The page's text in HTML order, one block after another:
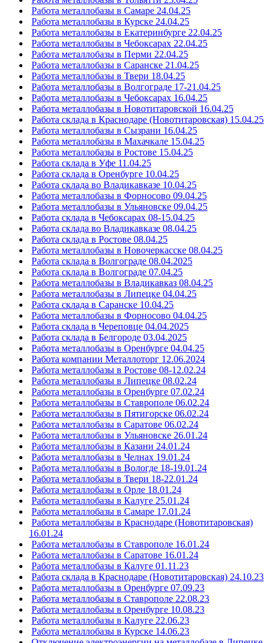
Работа металлобазы в Самаре 24.04.25
Работа металлобазы в Курске 24.04.25
Работа металлобазы в Екатеринбурге 22.04.25
Работа металлобазы в Чебоксарах 22.04.25
Работа металлобазы в Перми 22.04.25
Работа металлобазы в Саранске 21.04.25
Работа металлобазы в Твери 18.04.25
Работа металлобазы в Волгограде 17-21.04.25
Работа металлобазы в Чебоксарах 16.04.25
Работа металлобазы в Новотитаровской 16.04.25
Работа склада в Краснодаре (Новотитаровская) 15.04.25
Работа металлобазы в Сызрани 16.04.25
Работа металлобазы в Махачкале 15.04.25
Работа металлобазы в Ростове 15.04.25
Работа склада в Уфе 11.04.25
Работа склада в Оренбурге 10.04.25
Работа склада во Владикавказе 10.04.25
Работа металлобазы в Форносово 09.04.25
Работа металлобазы в Ульяновске 09.04.25
Работа склада в Чебоксарах 08-15.04.25
Работа склада во Владикавказе 08.04.25
Работа склада в Ростове 08.04.25
Работа металлобазы в Новочеркасске 08.04.25
Работа склада в Волгограде 08.04.2025
Работа склада в Волгограде 07.04.25
Работа металлобазы в Владикавказ 08.04.25
Работа металлобазы в Липецке 04.04.25
Работа склада в Саранске 10.04.25
Работа металлобазы в Форносово 04.04.25
Работа склада в Череповце 04.04.2025
Работа склада в Белгороде 03.04.2025
Работа металлобазы в Оренбурге 04.04.25
Работа компании Металлоторг 12.06.2024
Работа металлобазы в Ростове 08-12.02.24
Работа металлобазы в Липецке 08.02.24
Работа металлобазы в Оренбурге 07.02.24
Работа металлобазы в Ставрополе 06.02.24
Работа металлобазы в Пятигорске 06.02.24
Работа металлобазы в Саратове 06.02.24
Работа металлобазы в Ульяновске 26.01.24
Работа металлобазы в Казани 24.01.24
Работа металлобазы в Челнах 19.01.24
Работа металлобазы в Вологде 18-19.01.24
Работа металлобазы в Твери 18-22.01.24
Работа металлобазы в Орле 18.01.24
Работа металлобазы в Калуге 25.01.24
Работа металлобазы в Самаре 17.01.24
Работа металлобазы в Краснодаре (Новотитаровская)
16.01.24
Работа металлобазы в Ставрополе 16.01.24
Работа металлобазы в Саратове 16.01.24
Работа металлобазы в Калуге 01.11.23
Работа склада в Краснодаре (Новотитаровская) 24.10.23
Работа металлобазы в Оренбурге 07.09.23
Работа металлобазы в Ставрополе 22.08.23
Работа металлобазы в Оренбурге 10.08.23
Работа металлобазы в Калуге 22.06.23
Работа металлобазы в Курске 14.06.23